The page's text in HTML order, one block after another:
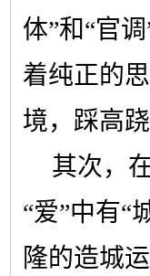
体”和“官
着纯正的
境，踩高
其次，
“爱”中有“
隆的造城